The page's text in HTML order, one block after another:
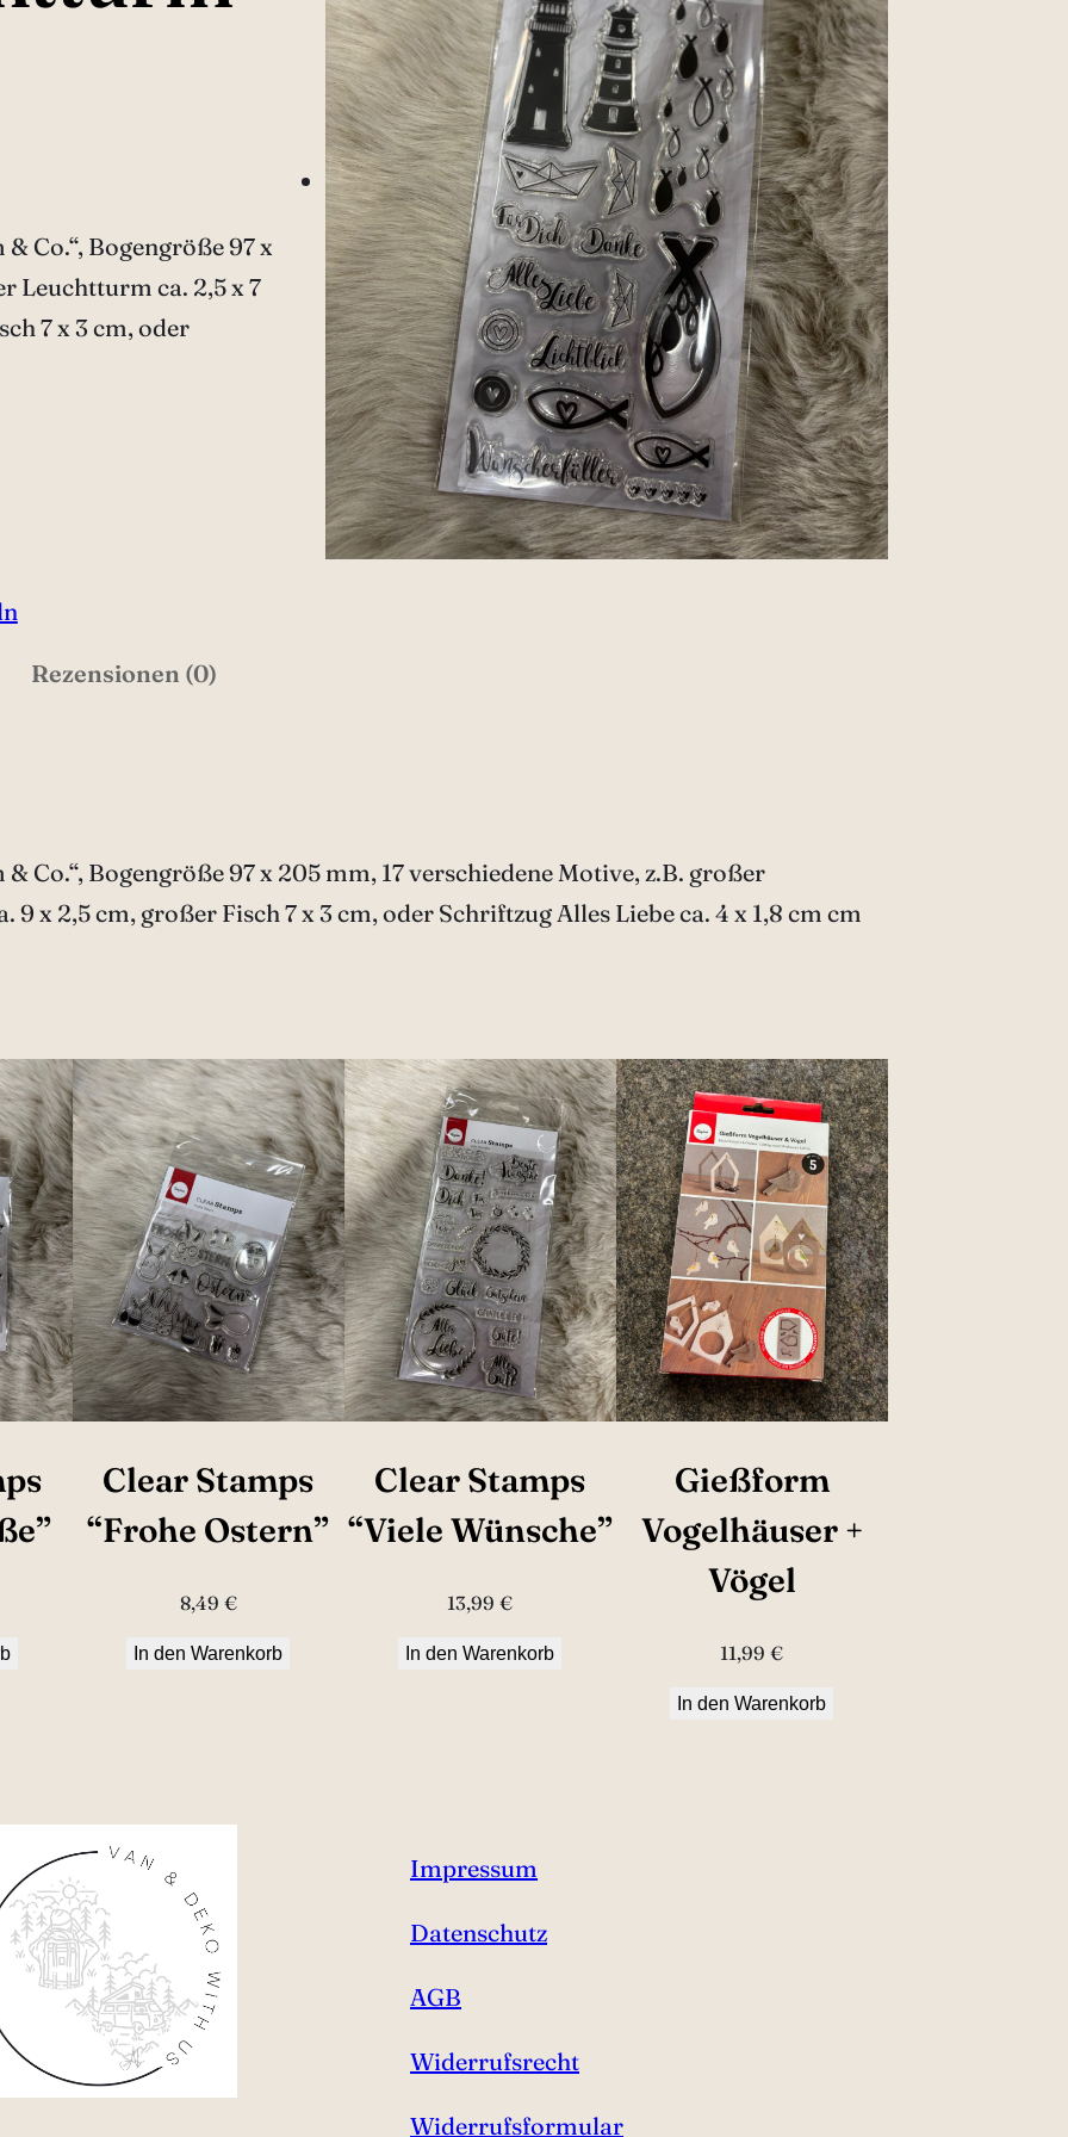
Co.“, Bogengröße 97 x
Leuchtturm ca. 2,5 x 7
7 x 3 cm, oder
Rezensionen (0)
Co.“, Bogengröße 97 x 205 mm, 17 verschiedene Motive, z.B. großer
x 2,5 cm, großer Fisch 7 x 3 cm, oder Schriftzug Alles Liebe ca. 4 x 1,8 cm cm
Clear Stamps
“Frohe Ostern”
8,49 €
In den Warenkorb
Clear Stamps
“Viele Wünsche”
13,99€
In den Warenkorb
Gießform
Vogelhäuser +
Vögel
11,99€
In den Warenkorb
Impressum
Datenschutz
AGB
Widerrufsrecht
Widerrufsformular